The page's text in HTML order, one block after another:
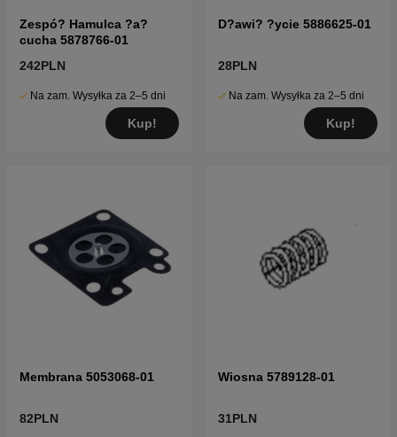
Zespó? Hamulca ?a?
cucha 5878766-01
242PLN
Na zam. Wysyłka za 2–5 dni
Kup!
D?awi? ?ycie 5886625-01
28PLN
Na zam. Wysyłka za 2–5 dni
Kup!
Membrana 5053068-01
82PLN
Wiosna 5789128-01
31PLN